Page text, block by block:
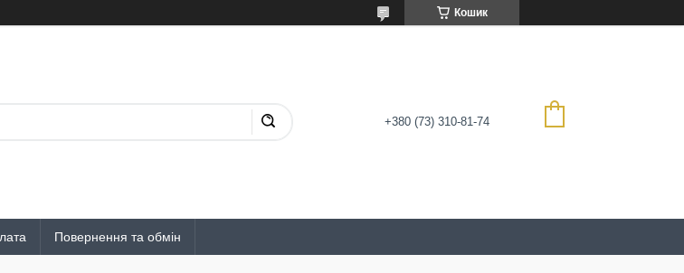
Кошик
+380 (73) 310-81-74
Повернення та обмін